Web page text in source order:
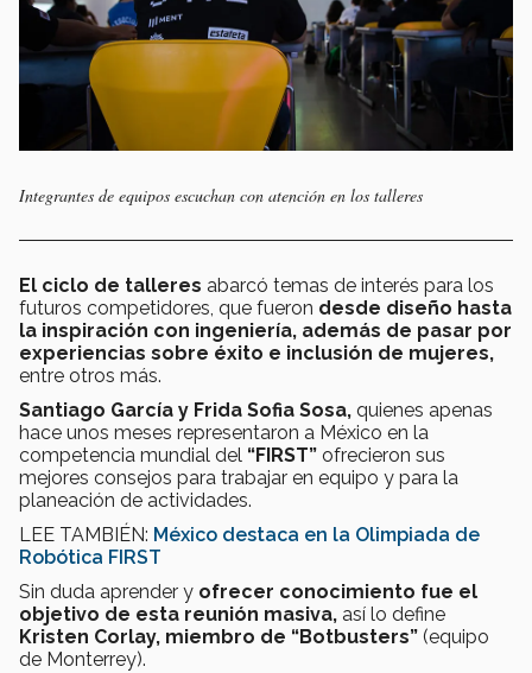
Integrantes de equipos escuchan con atención en los talleres
El ciclo de talleres abarcó temas de interés para los
futuros competidores, que fueron desde diseño hasta
la inspiración con ingeniería, además de pasar por
experiencias sobre éxito e inclusión de mujeres,
entre otros más.
Santiago García y Frida Sofia Sosa, quienes apenas
hace unos meses representaron a México en la
competencia mundial del “FIRST” ofrecieron sus
mejores consejos para trabajar en equipo y para la
planeación de actividades.
LEE TAMBIÉN: México destaca en la Olimpiada de
Robótica FIRST
Sin duda aprender y ofrecer conocimiento fue el
objetivo de esta reunión masiva, así lo define
Kristen Corlay, miembro de “Botbusters” (equipo
de Monterrey).